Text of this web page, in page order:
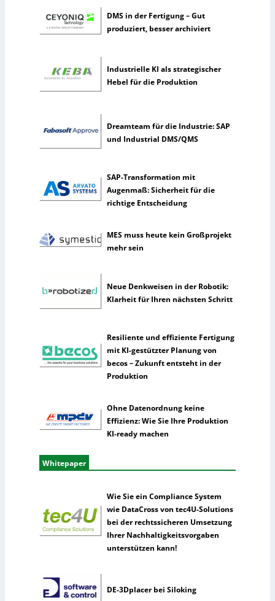
z
e
e
l
t
e
r
n
s
i
c
I
l
i
z
DMS in der Fertigung – Gut
produziert, besser archiviert
Industrielle KI als strategischer
Hebel für die Produktion
Dreamteam für die Industrie: SAP
und Industrial DMS/QMS
SAP-Transformation mit
Augenmaß: Sicherheit für die
richtige Entscheidung
MES muss heute kein Großprojekt
mehr sein
Neue Denkweisen in der Robotik:
Klarheit für Ihren nächsten Schritt
Resiliente und effiziente Fertigung
mit KI-gestützter Planung von
becos – Zukunft entsteht in der
Produktion
Ohne Datenordnung keine
Effizienz: Wie Sie Ihre Produktion
KI-ready machen
Whitepaper
Wie Sie ein Compliance System
wie DataCross von tec4U-Solutions
bei der rechtssicheren Umsetzung
Ihrer Nachhaltigkeitsvorgaben
unterstützen kann!
DE-3Dplacer bei Siloking